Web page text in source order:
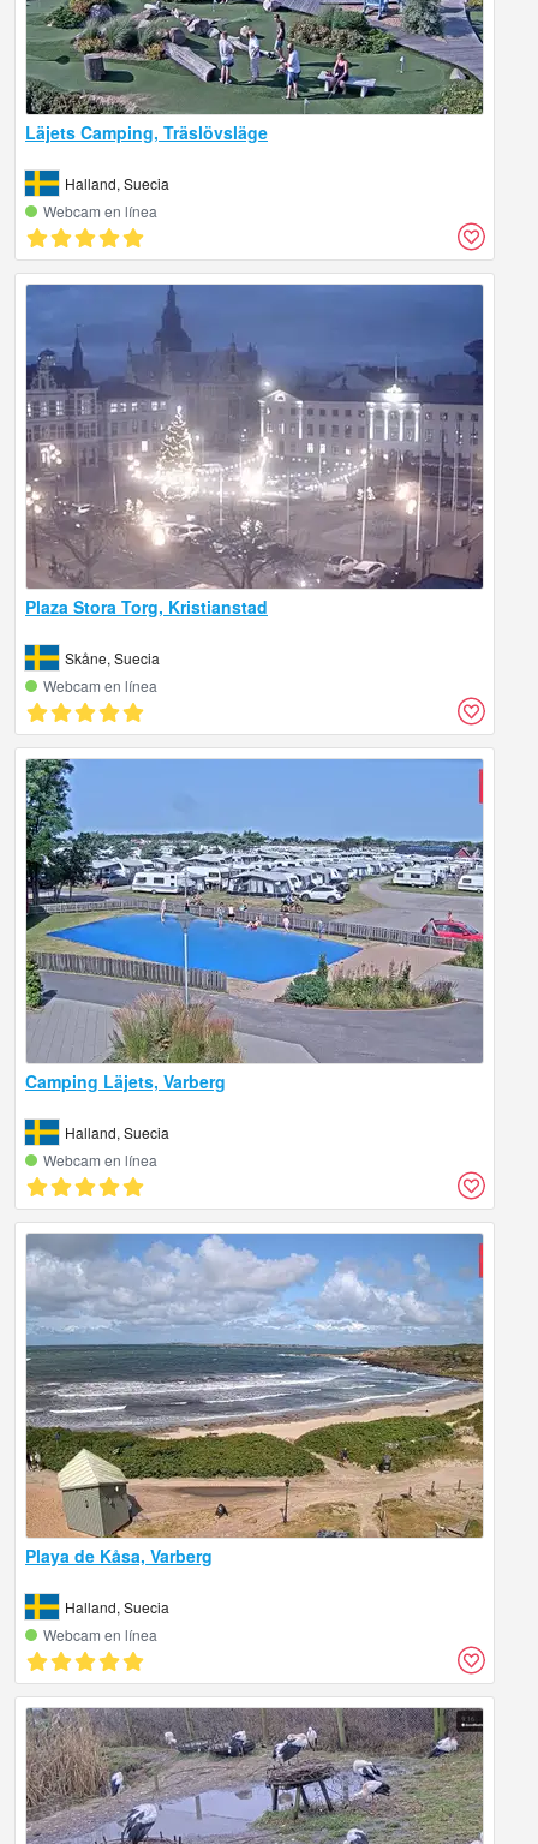
Läjets Camping, Träslövsläge
Halland, Suecia
Webcam en línea
Plaza Stora Torg, Kristianstad
Skåne, Suecia
Webcam en línea
Camping Läjets, Varberg
Halland, Suecia
Webcam en línea
Playa de Kåsa, Varberg
Halland, Suecia
Webcam en línea